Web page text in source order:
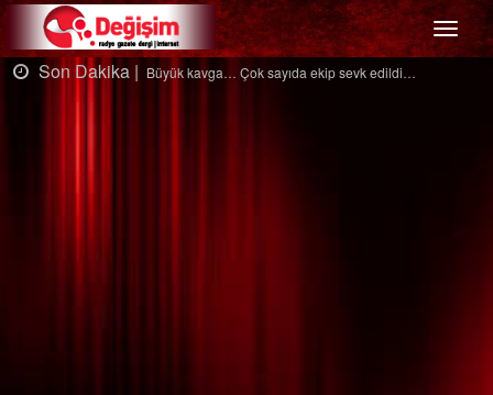
Menü
Son Dakika |Büyük kavga… Çok sayıda ekip sevk edildi…